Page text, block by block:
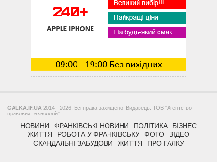
GALKA.IF.UA 2014 - 2026. Всі права захищено. Видавець: ТОВ "Агентство
правових технологій".
НОВИНИ ФРАНКІВСЬКІ НОВИНИ ПОЛІТИКА
БІЗНЕС
ЖИТТЯ
РОБОТА У ФРАНКІВСЬКУ ФОТО
ВІДЕО
СКАНДАЛЬНІ ЗАБУДОВИ
ЖИТТЯ ПРО ГАЛКУ